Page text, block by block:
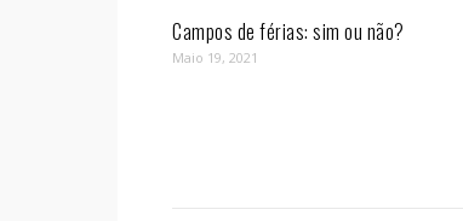
Campos de férias: sim ou não?
Maio 19, 2021